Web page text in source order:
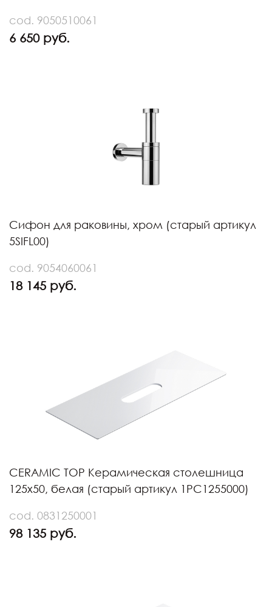
cod. 9050510061
6 650 руб.
Сифон для раковины, хром (старый артикул
5SIFL00)
cod. 9054060061
18 145 руб.
CERAMIC TOP Керамическая столешница
125х50, белая (старый артикул 1PC1255000)
cod. 0831250001
98 135 руб.